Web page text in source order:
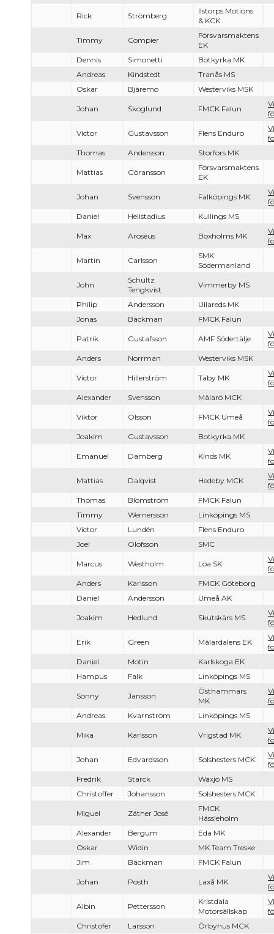
Rick Strömberg
Ilstorps Motions
& KCK
Timmy Compier
Försvarsmaktens
EK
Dennis
Simonetti
Botkyrka MK
Andreas
Kindstedt
Tranås MS
Oskar
Bjäremo Westerviks MSK
Johan Skoglund FMCK Falun
Victor Gustavsson Flens Enduro
Thomas
Andersson Storfors MK
Mattias Göransson
Försvarsmaktens
EK
Johan Svensson Falköpings MK
Daniel
Hellstadius Kullings MS
Max Aroséus Boxholms MK
Martin Carlsson
SMK
Södermanland
John
Schultz
Tengkvist
Vimmerby MS
Philip Andersson
Ullareds MK
Jonas
Bäckman FMCK Falun
Patrik Gustafsson AMF Södertälje
Anders
Norrman Westerviks MSK
Victor Hillerström Täby MK
Alexander
Svensson Mälarö MCK
Viktor Olsson FMCK Umeå
Joakim
Gustavsson Botkyrka MK
Emanuel Damberg Kinds MK
Mattias Dalqvist Hedeby MCK
Thomas
Blomström
FMCK Falun
Timmy
Wernersson
Linköpings MS
Victor
Lundén
Flens Enduro
Joel
Olofsson SMC
Marcus Westholm Löa SK
Anders
Karlsson
FMCK Göteborg
Daniel
Andersson Umeå AK
Joakim Hedlund Skutskärs MS
Erik Green Mälardalens EK
Daniel
Motin
Karlskoga EK
Hampus
Falk Linköpings MS
Sonny Jansson
Östhammars
MK
Andreas
Kvarnström Linköpings MS
Mika Karlsson Vrigstad MK
Johan Edvardsson Solshesters MCK
Fredrik
Starck
Wäxjö MS
Christoffer
Johansson Solshesters MCK
Miguel Zäther José
FMCK
Hässleholm
Alexander
Bergum
Eda MK
Oskar
Widin
MK Team Treske
Jim
Bäckman FMCK Falun
Johan Posth Laxå MK
Albin Pettersson
Kristdala
Motorsällskap
Christofer
Larsson Örbyhus MCK